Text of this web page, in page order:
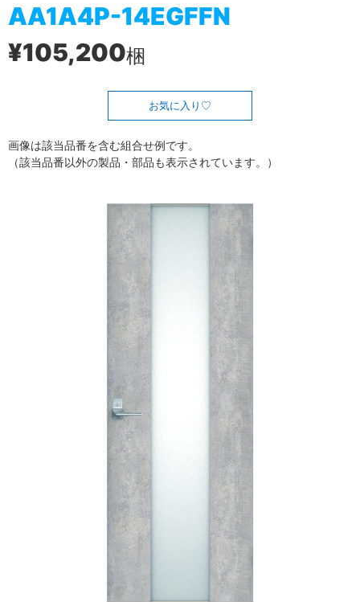
AA1A4P-14EGFFN
¥105,200梱
お気に入り
画像は該当品番を含む組合せ例です。
（該当品番以外の製品・部品も表示されています。）